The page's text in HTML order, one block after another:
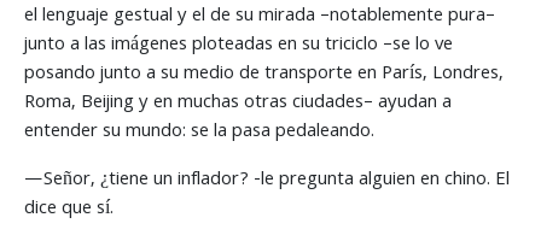
el lenguaje gestual y el de su mirada –notablemente pura–
junto a las imágenes ploteadas en su triciclo –se lo ve
posando junto a su medio de transporte en París, Londres,
Roma, Beijing y en muchas otras ciudades– ayudan a
entender su mundo: se la pasa pedaleando.
—Señor, ¿tiene un inflador? -le pregunta alguien en chino. El
dice que sí.